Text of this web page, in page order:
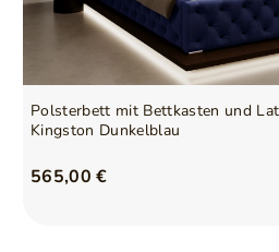
Polsterbett mit Bettkasten und
Kingston Dunkelblau
565,00 €